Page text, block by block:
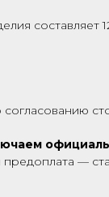
составляет
предоплата —